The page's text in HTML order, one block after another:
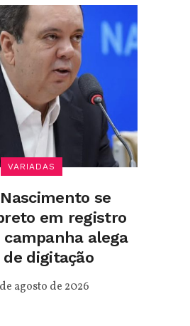
VARIADAS
se
em registro
campanha alega
de digitação
agosto de 2026